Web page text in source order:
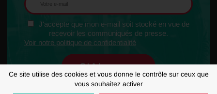
Ce site utilise des cookies et vous donne le contrôle sur ceux que
vous souhaitez activer
J'accepte que mon e-mail soit stocké en vue de
recevoir les communiqués de presse.
Voir notre politique de confidentialité